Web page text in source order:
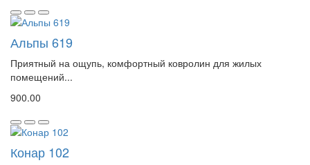
Альпы 619
Приятный на ощупь, комфортный ковролин для жилых
помещений...
900.00
Конар 102